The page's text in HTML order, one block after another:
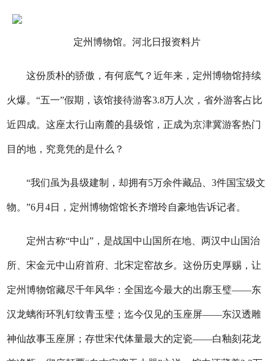
定州博物馆。河北日报资料片
这份质朴的骄傲，有何底气？近年来，定州博物馆持续
火爆。“五一”假期，该馆接待游客3.8万人次，省外游客占比
近四成。这座太行山南麓的县级馆，正成为京津冀游客热门
目的地，究竟凭的是什么？
“我们虽为县级建制，却拥有5万余件藏品、3件国宝级文
物。”6月4日，定州博物馆馆长齐增玲自豪地告诉记者。
定州古称“中山”，是战国中山国所在地、两汉中山国治
所、宋金元中山府首府、北宋定窑故乡。这份历史厚赐，让
定州博物馆藏尽千年风华：全国迄今最大的出廓玉璧——东
汉龙螭衔环乳钉纹青玉璧；迄今仅见的玉座屏——东汉透雕
神仙故事玉座屏；存世宋代体量最大的定瓷——白釉刻花龙